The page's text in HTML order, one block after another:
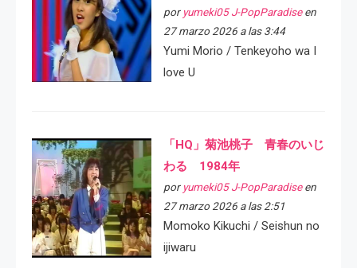
por yumeki05 J-PopParadiseen
27 marzo 2026 a las 3:44
Yumi Morio / Tenkeyoho wa I
love U
「HQ」菊池桃子 青春のいじ
わる 1984年
por yumeki05 J-PopParadiseen
27 marzo 2026 a las 2:51
Momoko Kikuchi / Seishun no
ijiwaru